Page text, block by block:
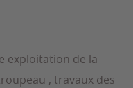
exploitation de la
, travaux des